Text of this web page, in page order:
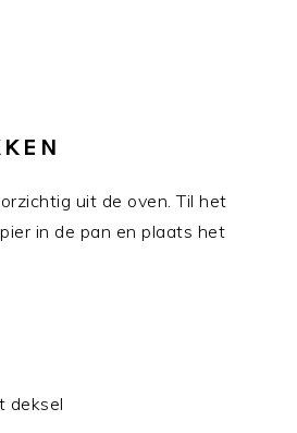
uit de oven. Til het
in de pan en plaats het
deksel